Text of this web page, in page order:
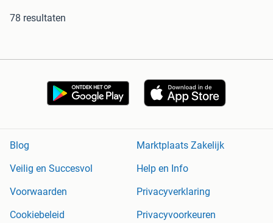
78 resultaten
Blog
Marktplaats Zakelijk
Veilig en Succesvol
Help en Info
Voorwaarden
Privacyverklaring
Cookiebeleid
Privacyvoorkeuren